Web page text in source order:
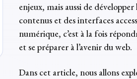
enjeux, mais aussi de
contenus et des interfaces
numérique, c’est à la fois
et se préparer à l’avenir du web.
Dans cet article, nous allons